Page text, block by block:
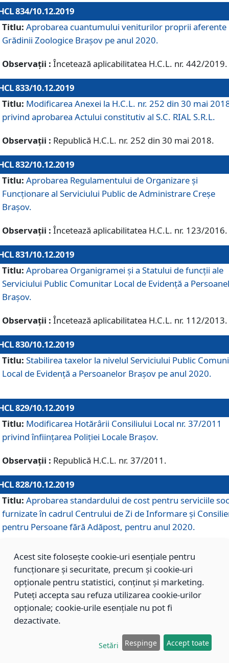
834/10.12.2019
Titlu: Aprobarea cuantumului veniturilor proprii aferente
Grădinii Zoologice Braşov pe anul 2020.
Observații : Încetează aplicabilitatea H.C.L. nr. 442/2019.
833/10.12.2019
Titlu: Modificarea Anexei la H.C.L. nr. 252 din 30 mai
privind aprobarea Actului constitutiv al S.C. RIAL S.R.L.
Observații : Republică H.C.L. nr. 252 din 30 mai 2018.
832/10.12.2019
Titlu: Aprobarea Regulamentului de Organizare și
Funcționare al Serviciului Public de Administrare Creșe
Brașov.
Observații : Încetează aplicabilitatea H.C.L. nr. 123/2016.
831/10.12.2019
Titlu: Aprobarea Organigramei și a Statului de funcții ale
Serviciului Public Comunitar Local de Evidență a
Brașov.
Observații : Încetează aplicabilitatea H.C.L. nr. 112/2013.
830/10.12.2019
Titlu: Stabilirea taxelor la nivelul Serviciului Public
Local de Evidenţă a Persoanelor Braşov pe anul 2020.
829/10.12.2019
Titlu: Modificarea Hotărârii Consiliului Local nr. 37/2011
privind înființarea Poliției Locale Brașov.
Observații : Republică H.C.L. nr. 37/2011.
828/10.12.2019
Titlu: Aprobarea standardului de cost pentru serviciile
furnizate în cadrul Centrului de Zi de Informare și
pentru Persoane fără Adăpost, pentru anul 2020.
827/10.12.2019
Aprobarea standardului de cost pentru serviciile
furnizate în cadrul Centrului Rezidențial pentru Persoane
Adăpost, pentru anul 2020.
Aprobarea standardului de cost pentru serviciile
Acest site folosește cookie-uri esențiale pentru
funcționare și securitate, precum și cookie-uri
opționale pentru statistici, conținut și marketing.
Puteți accepta sau refuza utilizarea cookie-urilor
opționale; cookie-urile esențiale nu pot fi
dezactivate.
Setări Respinge Accept toate